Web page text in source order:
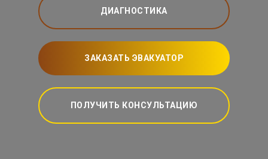
ДИАГНОСТИКА
ЗАКАЗАТЬ ЭВАКУАТОР
ПОЛУЧИТЬ КОНСУЛЬТАЦИЮ